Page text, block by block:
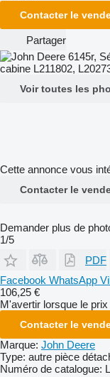
Contacter le
Partager
Voir toutes les
Cette annonce vous
Contacter le
Demander plus de
1/5
PDF
Facebook WhatsApp
106,25 €
M'avertir lorsque le
Contacter le
Marque: John Deere
Type: autre pièce
Numéro de catalogue: